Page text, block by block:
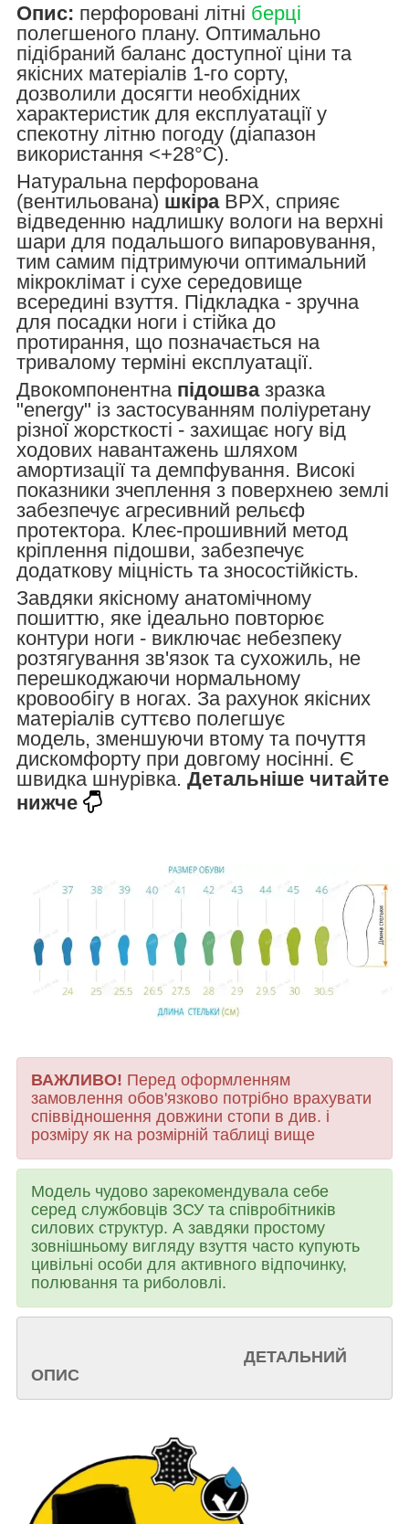
Опис: перфоровані літні берці
полегшеного плану. Оптимально
підібраний баланс доступної ціни та
якісних матеріалів 1-го сорту,
дозволили досягти необхідних
характеристик для експлуатації у
спекотну літню погоду (діапазон
використання <+28°С).
Натуральна перфорована
(вентильована) шкіраВРХ, сприяє
відведенню надлишку вологи на верхні
шари для подальшого випаровування,
тим самим підтримуючи оптимальний
мікроклімат і сухе середовище
всередині взуття. Підкладка - зручна
для посадки ноги і стійка до
протирання, що позначається на
тривалому терміні експлуатації.
Двокомпонентна підошвазразка
"energy" із застосуванням поліуретану
різної жорсткості - захищає ногу від
ходових навантажень шляхом
амортизації та демпфування. Високі
показники зчеплення з поверхнею землі
забезпечує агресивний рельєф
протектора. Клеє-прошивний метод
кріплення підошви, забезпечує
додаткову міцність та зносостійкість.
Завдяки якісному анатомічному
пошиттю, яке ідеально повторює
контури ноги - виключає небезпеку
розтягування зв'язок та сухожиль, не
перешкоджаючи нормальному
кровообігу в ногах. За рахунок якісних
матеріалів суттєво полегшує
модель, зменшуючи втому та почуття
дискомфорту при довгому носінні. Є
швидка шнурівка. Детальніше читайте
нижче
ВАЖЛИВО! Перед оформленням
замовлення обов'язково потрібно врахувати
співвідношення довжини стопи в див. і
розміру як на розмірній таблиці вище
Модель чудово зарекомендувала себе
серед службовців ЗСУ та співробітників
силових структур. А завдяки простому
зовнішньому вигляду взуття часто купують
цивільні особи для активного відпочинку,
полювання та риболовлі.
ДЕТАЛЬНИЙ
ОПИС